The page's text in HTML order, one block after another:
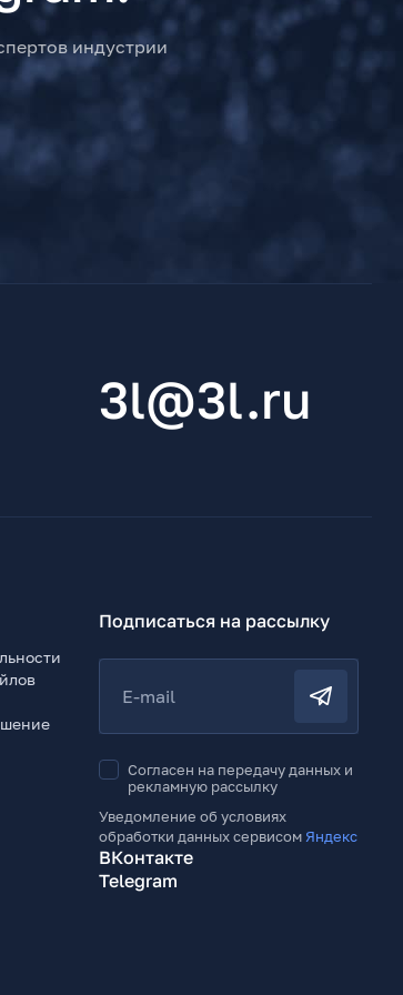
индустрии
3l@3l.ru
Подписаться на рассылку
E-mail
Согласен на передачу данных и
рекламную рассылку
Уведомление об условиях
обработки данных сервисом Яндекс
ВКонтакте
Telegram